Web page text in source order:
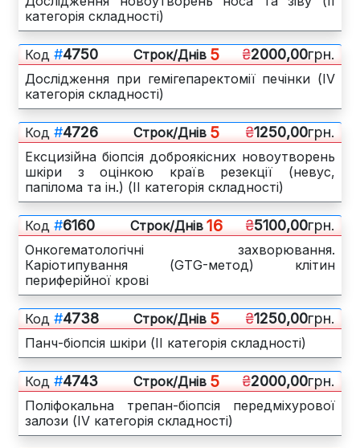
категорія складності)
Код #4750 Cтрок/Днів 5 ₴2000,00грн.
Дослідження при гемігепаректомії печінки (IV
категорія складності)
Код #4726 Cтрок/Днів 5 ₴1250,00грн.
Ексцизійна біопсія доброякісних новоутворень
шкіри з оцінкою країв резекції (невус,
папілома та ін.) (ІІ категорія складності)
Код #6160 Cтрок/Днів 16 ₴5100,00грн.
Онкогематологічні захворювання.
Каріотипування (GTG-метод) клітин
периферійної крові
Код #4738 Cтрок/Днів 5 ₴1250,00грн.
Панч-біопсія шкіри (ІІ категорія складності)
Код #4743 Cтрок/Днів 5 ₴2000,00грн.
Поліфокальна трепан-біопсія передміхурової
залози (IV категорія складності)